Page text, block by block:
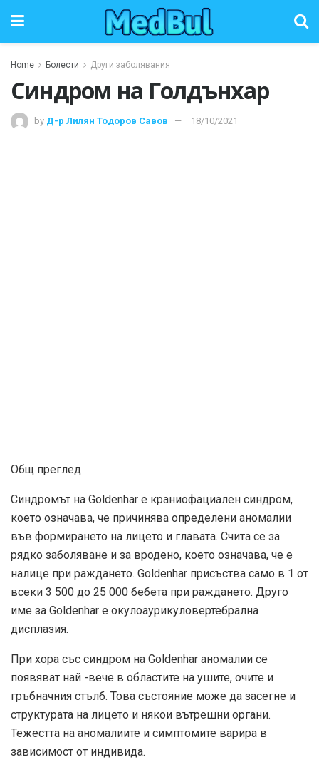
Home Болести Други заболявания
Синдром на Голдънхар
by Д-р Лилян Тодоров Савов 18/10/2021
Общ преглед
Синдромът на Goldenhar е краниофациален синдром,
което означава, че причинява определени аномалии
във формирането на лицето и главата. Счита се за
рядко заболяване и за вродено, което означава, че е
налице при раждането. Goldenhar присъства само в 1 от
всеки 3 500 до 25 000 бебета при раждането. Друго
име за Goldenhar е окулоаурикуловертебрална
дисплазия.
При хора със синдром на Goldenhar аномалии се
появяват най -вече в областите на ушите, очите и
гръбначния стълб. Това състояние може да засегне и
структурата на лицето и някои вътрешни органи.
Тежестта на аномалиите и симптомите варира в
зависимост от индивида.